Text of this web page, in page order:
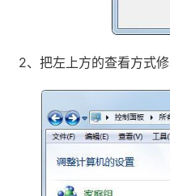
2、把左上方的查看方式修